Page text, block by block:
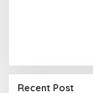
Recent Post